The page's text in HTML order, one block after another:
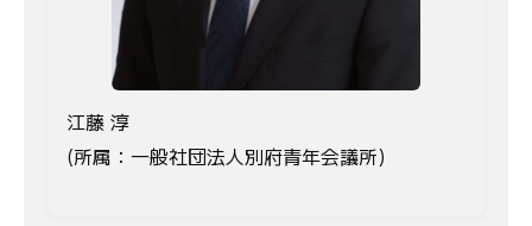
江藤 淳
(所属：一般社団法人別府青年会議所)